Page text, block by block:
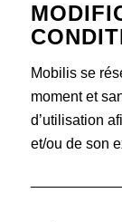
Mobilis se
moment et
d’utilisation
et/ou de son